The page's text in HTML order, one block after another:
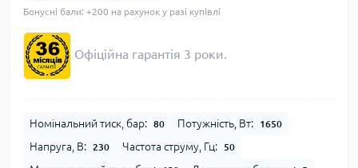
Бонусні бали: +200 на рахунок у разі купівлі
Офіційна гарантія 3 роки.
Номінальний тиск, бар: 80 Потужність, Вт: 1650
Напруга, В: 230 Частота струму, Гц: 50